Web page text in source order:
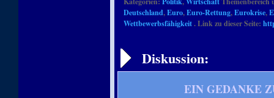
Deutschland,Euro,Euro-Rettung,Eurokrise,
Wettbewerbsfähigkeit. Link zu dieser Seite:
Diskussion:
EIN GEDANKE